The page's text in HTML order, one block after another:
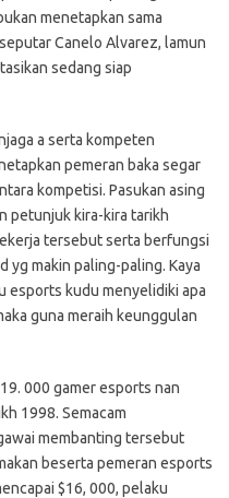
menetapkan sama
Canelo Alvarez, lamun
sedang siap
a serta kompeten
pemeran baka segar
kompetisi. Pasukan asing
petunjuk kira-kira tarikh
tersebut serta berfungsi
yg makin paling-paling. Kaya
esports kudu menyelidiki apa
guna meraih keunggulan
000 gamer esports nan
1998. Semacam
membanting tersebut
beserta pemeran esports
$16, 000, pelaku